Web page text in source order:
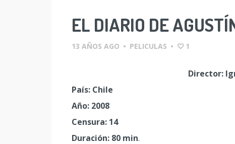
EL DIARIO DE
13 AÑOS AGO • PELICULAS • 1
Director:
País: Chile
Año: 2008
Censura: 14
Duración: 80 min.